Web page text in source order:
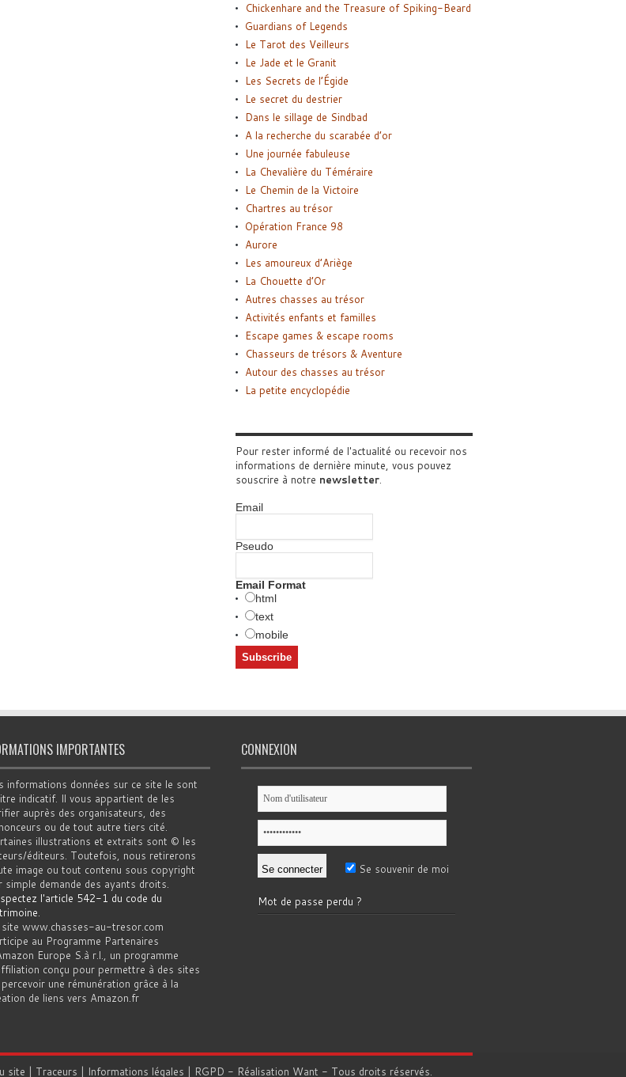
Chickenhare and the Treasure of Spiking-Beard
Guardians of Legends
Le Tarot des Veilleurs
Le Jade et le Granit
Les Secrets de l’Égide
Le secret du destrier
Dans le sillage de Sindbad
A la recherche du scarabée d’or
Une journée fabuleuse
La Chevalière du Téméraire
Le Chemin de la Victoire
Chartres au trésor
Opération France 98
Aurore
Les amoureux d’Ariège
La Chouette d’Or
Autres chasses au trésor
Activités enfants et familles
Escape games & escape rooms
Chasseurs de trésors & Aventure
Autour des chasses au trésor
La petite encyclopédie
Pour rester informé de l'actualité ou recevoir nos
informations de dernière minute, vous pouvez
souscrire à notre newsletter.
Email
Pseudo
Email Format
html
text
mobile
IMPORTANTES
informations données sur ce site le sont
indicatif. Il vous appartient de les
auprès des organisateurs, des
ou de tout autre tiers cité.
illustrations et extraits sont © les
éditeurs. Toutefois, nous retirerons
image ou tout contenu sous copyright
simple demande des ayants droits.
l'article 542-1 du code du
.
site www.chasses-au-tresor.com
au Programme Partenaires
Europe S.à r.l., un programme
conçu pour permettre à des sites
percevoir une rémunération grâce à la
de liens vers Amazon.fr
CONNEXION
Se souvenir de moi
Mot de passe perdu ?
site | Traceurs | Informations légales | RGPD - Réalisation Want - Tous droits réservés.